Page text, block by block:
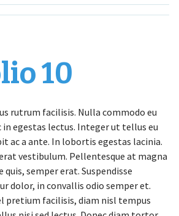
10
rutrum facilisis. Nulla commodo eu
in egestas lectus. Integer ut tellus eu
ac a ante. In lobortis egestas lacinia.
vestibulum. Pellentesque at magna
semper erat. Suspendisse
dolor, in convallis odio semper et.
pretium facilisis, diam nisl tempus